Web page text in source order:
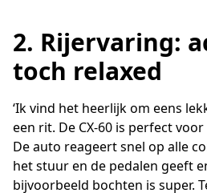
2. Rijervaring:
toch relaxed
‘Ik vind het heerlijk om eens
een rit. De CX-60 is perfect
De auto reageert snel op alle
het stuur en de pedalen geeft
bijvoorbeeld bochten is super.